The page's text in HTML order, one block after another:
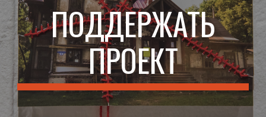
ПОДДЕРЖАТЬ
ПРОЕКТ